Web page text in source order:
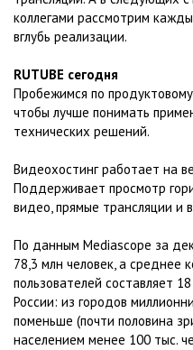
коллегами рассмотрим
вглубь реализации.
RUTUBE сегодня
Пробежимся по
чтобы лучше понимать
технических решений.
Видеохостинг работает на
Поддерживает просмотр
видео, прямые трансляции и
По данным Mediascope за
78,3 млн человек, а среднее
пользователей составляет
России: из городов
поменьше (почти половина
населением менее 100 тыс.